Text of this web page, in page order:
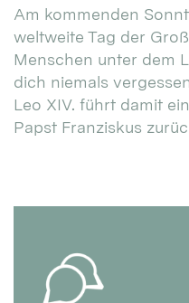
Am kommenden
weltweite Tag der
Menschen unter dem
dich niemals
Leo XIV. führt damit
Papst Franziskus